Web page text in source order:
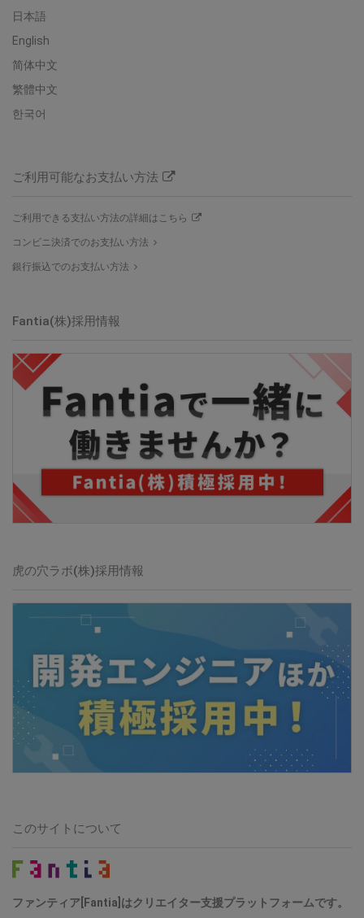
日本語
English
简体中文
繁體中文
한국어
ご利用可能なお支払い方法
ご利用できる支払い方法の詳細はこちら
コンビニ決済でのお支払い方法
銀行振込でのお支払い方法
Fantia(株)採用情報
虎の穴ラボ(株)採用情報
このサイトについて
ファンティア[Fantia]はクリエイター支援プラットフォームです。